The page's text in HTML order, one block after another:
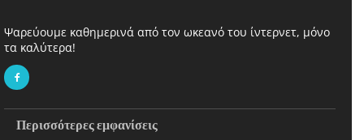
Ψαρεύουμε καθημερινά από τον ωκεανό του ίντερνετ, μόνο
τα καλύτερα!
Περισσότερες εμφανίσεις